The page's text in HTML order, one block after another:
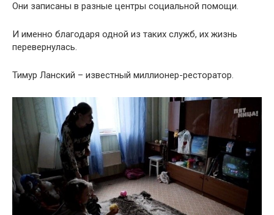
Они записаны в разные центры социальной помощи.
И именно благодаря одной из таких служб, их жизнь
перевернулась.
Тимур Ланский – известный миллионер-ресторатор.